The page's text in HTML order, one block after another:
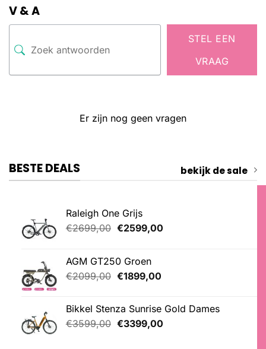
V & A
STEL EEN
VRAAG
Er zijn nog geen vragen
BESTE DEALS bekijk de sale
Raleigh One Grijs
€2699,00 Oorspronkelijke
€2699,00.
€2599,00Huidige
AGM GT250 Groen
€2099,00 Oorspronkelijke
€2099,00.
€1899,00Huidige
€1899,00.
Bikkel Stenza Sunrise Gold Dames
€3599,00 Oorspronkelijke
€3399,00Huidige